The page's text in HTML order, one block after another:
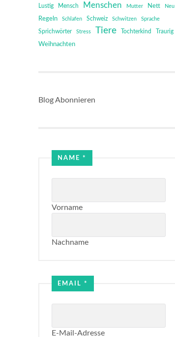
Lustig Mensch Menschen Mutter Nett Neu
Regeln Schlafen Schweiz Schwitzen Sprache
Sprichwörter Stress Tiere Tochterkind Traurig
Weihnachten
Blog Abonnieren
NAME *
Vorname
Nachname
Name
EMAIL *
E-Mail-Adresse